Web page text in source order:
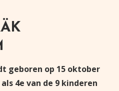
geboren op 15 oktober
4e van de 9 kinderen